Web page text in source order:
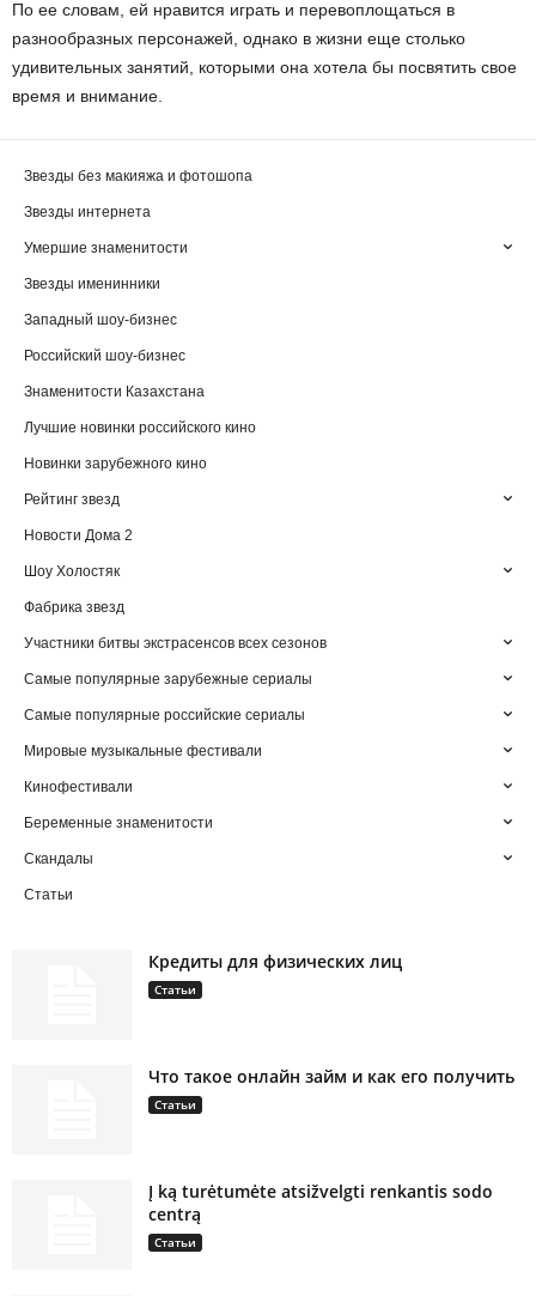
По ее словам, ей нравится играть и перевоплощаться в
разнообразных персонажей, однако в жизни еще столько
удивительных занятий, которыми она хотела бы посвятить свое
время и внимание.
Звезды без макияжа и фотошопа
Звезды интернета
Умершие знаменитости
Звезды именинники
Западный шоу-бизнес
Российский шоу-бизнес
Знаменитости Казахстана
Лучшие новинки российского кино
Новинки зарубежного кино
Рейтинг звезд
Новости Дома 2
Шоу Холостяк
Фабрика звезд
Участники битвы экстрасенсов всех сезонов
Самые популярные зарубежные сериалы
Самые популярные российские сериалы
Мировые музыкальные фестивали
Кинофестивали
Беременные знаменитости
Скандалы
Статьи
Кредиты для физических лиц
Статьи
Что такое онлайн займ и как его получить
Статьи
Į ką turėtumėte atsižvelgti renkantis sodo
centrą
Статьи